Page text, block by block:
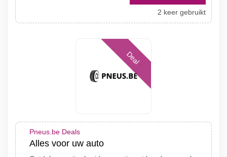
2 keer gebruikt
Deal
Pneus.be Deals
Alles voor uw auto